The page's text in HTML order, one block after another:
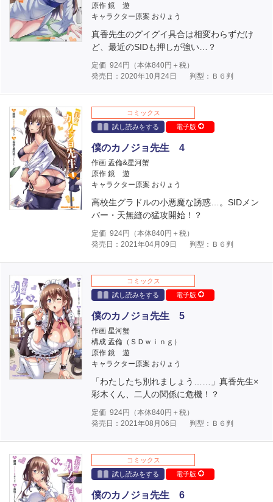
原作 鏡 遊
キャラクター原案 おりょう
真香先生のグイグイ具合は相変わらずだけ
ど、最近のSIDも押しが強い…？
定価 924円（本体840円＋税）
発売日：2020年10月24日
判型：Ｂ６判
コミックス
試し読みをする
電子版
僕のカノジョ先生 4
作画 孟倫&星河蟹
原作 鏡 遊
キャラクター原案 おりょう
高校生グラドルの小悪魔な誘惑…。SIDメン
バー・天無縫の猛攻開始！？
定価 924円（本体840円＋税）
発売日：2021年04月09日
判型：Ｂ６判
コミックス
試し読みをする
電子版
僕のカノジョ先生 5
作画 星河蟹
構成 孟倫（ＳＤｗｉｎｇ）
原作 鏡 遊
キャラクター原案 おりょう
「わたしたち別れましょう……」真香先生×
彩木くん、二人の関係に危機！？
定価 924円（本体840円＋税）
発売日：2021年08月06日
判型：Ｂ６判
コミックス
試し読みをする
電子版
僕のカノジョ先生 6